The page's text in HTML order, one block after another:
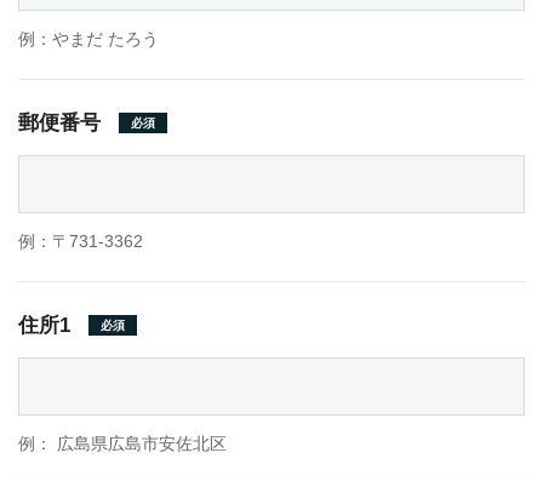
例：やまだ たろう
郵便番号 必須
例：〒731-3362
住所1 必須
例： 広島県広島市安佐北区